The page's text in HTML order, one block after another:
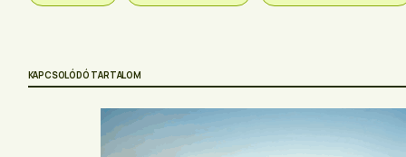
KAPCSOLÓDÓ TARTALOM